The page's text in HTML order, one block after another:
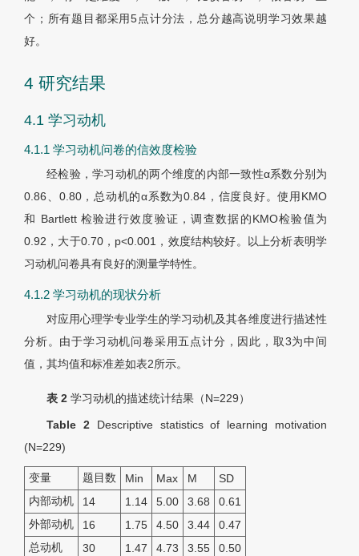
个；所有题目都采用5点计分法，总分越高说明学习效果越
好。
4 研究结果
4.1 学习动机
4.1.1 学习动机问卷的信效度检验
经检验，学习动机的两个维度的内部一致性α系数分别为
0.86、0.80，总动机的α系数为0.84，信度良好。使用KMO
和 Bartlett 检验进行效度验证，调查数据的KMO检验值为
0.92，大于0.70，p<0.001，效度结构较好。以上分析表明学
习动机问卷具有良好的测量学特性。
4.1.2 学习动机的现状分析
对应用心理学专业学生的学习动机及其各维度进行描述性
分析。由于学习动机问卷采用五点计分，因此，取3为中间
值，其均值和标准差如表2所示。
表 2 学习动机的描述统计结果（N=229）
Table 2 Descriptive statistics of learning motivation
(N=229)
变量 题目数 Min Max M
SD
内部动机
14 1.14 5.00 3.68
0.61
外部动机
16 1.75 4.50 3.44
0.47
总动机
30 1.47 4.73 3.55 0.50